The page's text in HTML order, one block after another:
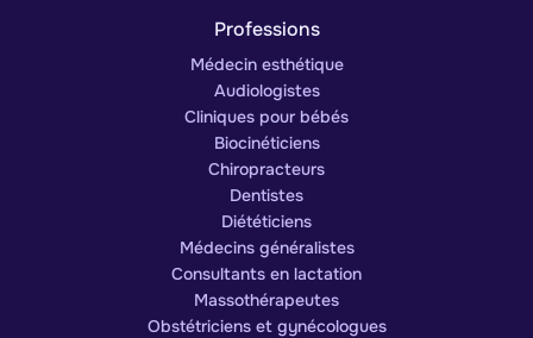
Professions
Médecin esthétique
Audiologistes
Cliniques pour bébés
Biocinéticiens
Chiropracteurs
Dentistes
Diététiciens
Médecins généralistes
Consultants en lactation
Massothérapeutes
Obstétriciens et gynécologues